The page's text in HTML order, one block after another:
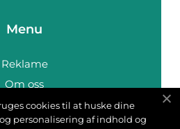
Menu
Reklame
Om oss
Cookies
Oss
cookies til at huske dine
personalisering af indhold og